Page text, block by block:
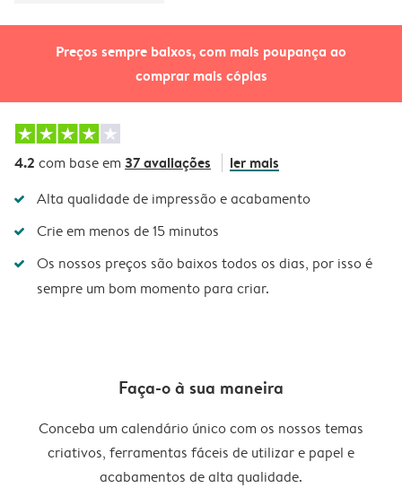
Preços sempre baixos, com mais poupança ao
comprar mais cópias
4.2 com base em 37 avaliações ler mais
Alta qualidade de impressão e acabamento
Crie em menos de 15 minutos
Os nossos preços são baixos todos os dias, por isso é
sempre um bom momento para criar.
Faça-o à sua maneira
Conceba um calendário único com os nossos temas
criativos, ferramentas fáceis de utilizar e papel e
acabamentos de alta qualidade.